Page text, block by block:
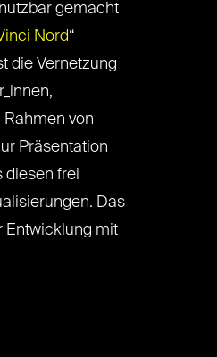
gemacht
Nord“
die Vernetzung
Rahmen von
Präsentation
diesen frei
Das
Entwicklung mit